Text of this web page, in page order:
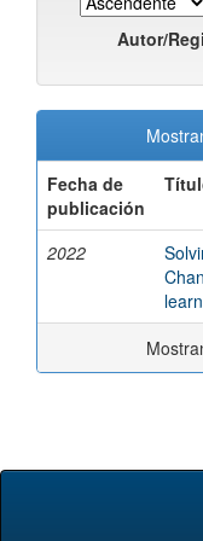
Autor/
Fecha de
publicación
2022